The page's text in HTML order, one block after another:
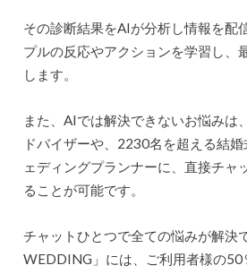
その診断結果をAIが分析し情報を配
プルの反応やアクションを学習し、
します。
また、AIでは解決できないお悩みは
ドバイザーや、2230名を超える結
ェディングプランナーに、直接チャ
ることが可能です。
チャットひとつで全ての悩みが解決
WEDDING」には、ご利用者様の50